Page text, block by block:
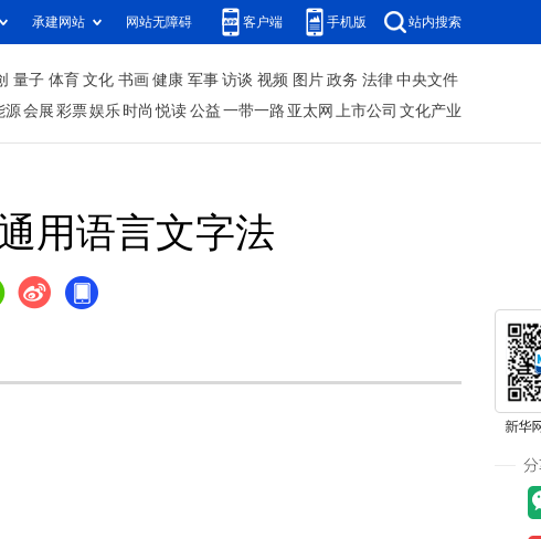
承建网站 网站无障碍 客户端 手机版 站内搜索
量子 体育 文化 书画 健康 军事 访谈 视频 图片 政务 法律 中央文件
源 会展 彩票娱乐 时尚 悦读 公益 一带一路 亚太网 上市公司 文化产业
用语言文字法